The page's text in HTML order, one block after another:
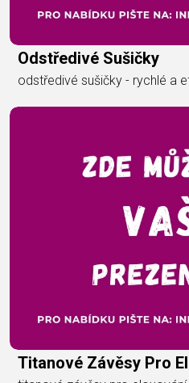
Odstředivé Sušičky
odstředivé sušičky - rychlé a
Titanové Závěsy Pro